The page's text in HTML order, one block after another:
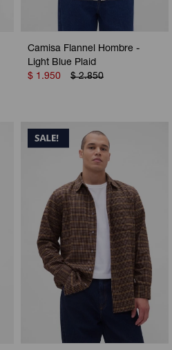
Camisa Flannel Hombre -
Light Blue Plaid
$ 1.950 $ 2.850